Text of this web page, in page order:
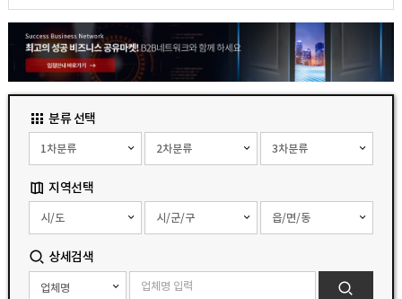
분류 선택
지역선택
상세검색